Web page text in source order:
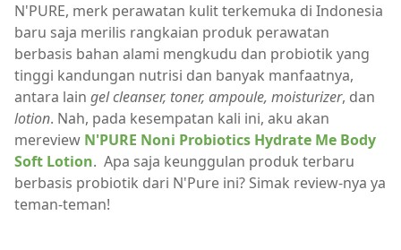
N'PURE, merk perawatan kulit terkemuka di Indonesia
baru saja merilis rangkaian produk perawatan
berbasis bahan alami mengkudu dan probiotik yang
tinggi kandungan nutrisi dan banyak manfaatnya,
antara lain gel cleanser, toner, ampoule, moisturizer, dan
lotion. Nah, pada kesempatan kali ini, aku akan
mereview N'PURE Noni Probiotics Hydrate Me Body
Soft Lotion. Apa saja keunggulan produk terbaru
berbasis probiotik dari N'Pure ini? Simak review-nya ya
teman-teman!